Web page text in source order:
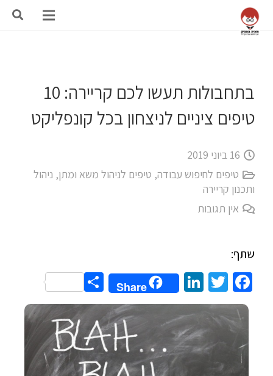
בתחבולות תעשו לכם קריירה: 10
טיפים ציניים לניצחון בכל קונפליקט
16 ביוני 2019
טיפים לחיפוש עבודה, טיפים לניהול משא ומתן, ניהול
ותכנון קריירה
אין תגובות
שתף:
Facebook
Twitter
LinkedIn
Share
Share